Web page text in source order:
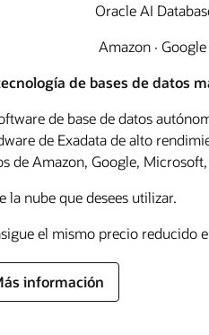
Oracle AI
Amazon ·
de bases de datos
de base de datos
de Exadata de alto
de Amazon, Google,
la nube que desees utilizar.
el mismo precio reducido
información